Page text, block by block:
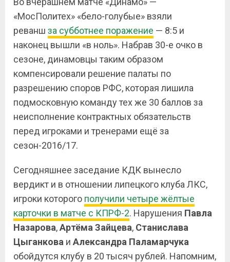
«МосПолитех» «бело-голубые» взяли
реванш за субботнее поражение — 8:5 и
наконец вышли «в ноль». Набрав 30-е очко в
сезоне, динамовцы таким образом
компенсировали решение палаты по
разрешению споров РФС, которая лишила
подмосковную команду тех же 30 баллов за
неисполнение контрактных обязательств
перед игроками и тренерами ещё за
сезон-2016/17.
Сегодняшнее заседание КДК вынесло
вердикт и в отношении липецкого клуба ЛКС,
игроки которого получили четыре жёлтые
карточки в матче с КПРФ-2. Нарушения Павла
Назарова,Артёма Зайцева, Станислава
Цыганкова и Александра Паламарчука
обойдутся клубу в 20 тысяч рублей. Напомним,